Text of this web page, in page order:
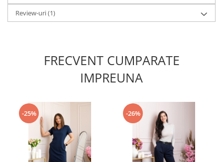
Review-uri(1)
FRECVENT CUMPARATE
IMPREUNA
-25% -26%